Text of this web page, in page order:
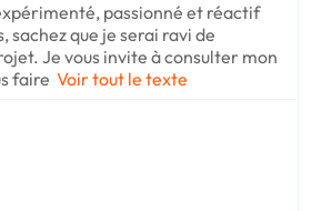
passionné et réactif
sachez que je serai ravi de
Je vous invite à consulter mon
faire Voir tout le texte